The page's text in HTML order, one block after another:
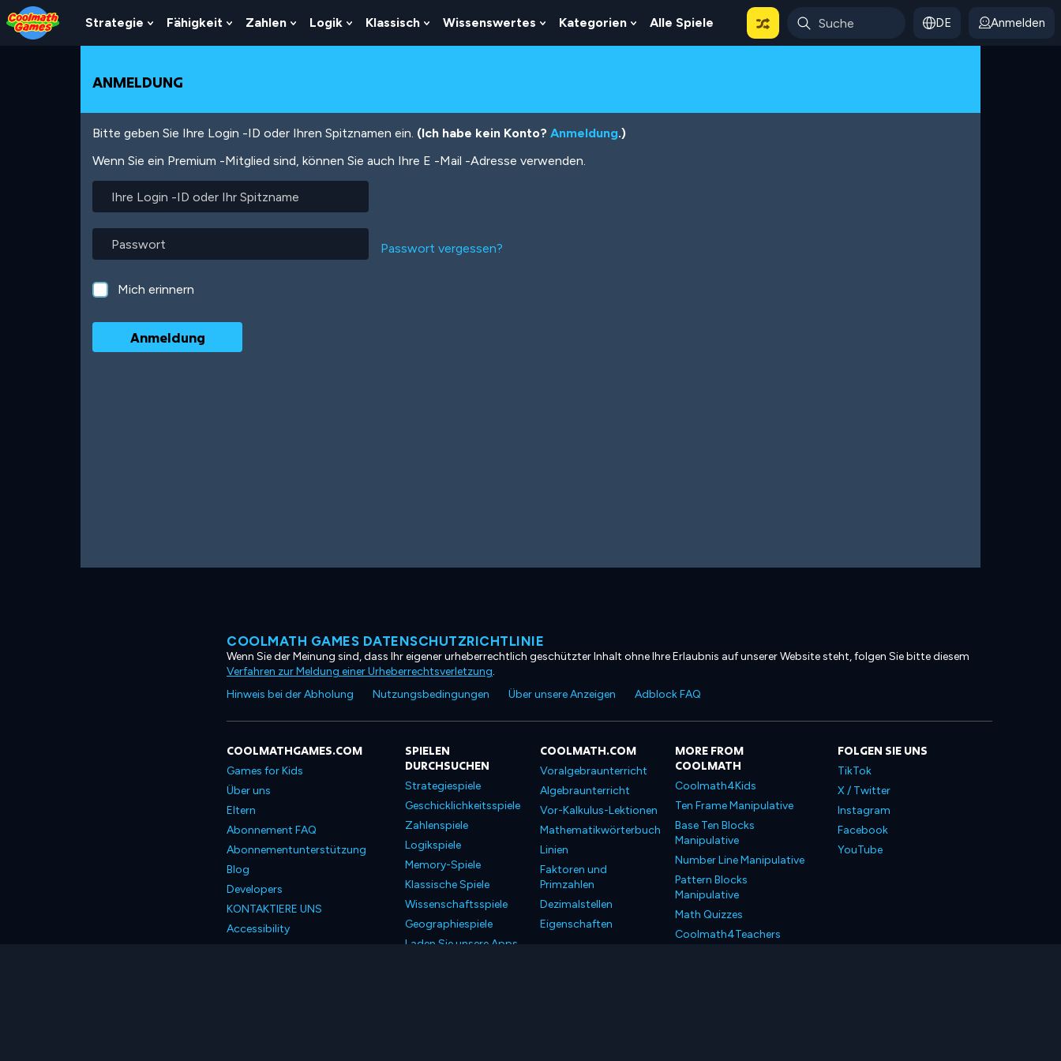
Skip
to
Top
Skip
to
Navigation
Skip
to
Main
Skip
to
Footer
Direkt
zum
Inhalt
Strategie
Show
Submenu
Strategie
Fähigkeit
Show
Submenu
Zahlen
Show
Submenu
Logik
Show
Submenu
Klassisch
Show
Submenu
Wissenswertes
Show
Submenu
Kategorien
Show
Submenu
Alle Spiele DE Anmelden
ANMELDUNG
Bitte geben Sie Ihre Login -ID oder Ihren Spitznamen ein. (Ich habe kein Konto? Anmeldung.)
Wenn Sie ein Premium -Mitglied sind, können Sie auch Ihre E -Mail -Adresse verwenden.
Login
ID
oder
Ihr
Spitzname
Passwort vergessen?
Mich erinnern
COOLMATH GAMES DATENSCHUTZRICHTLINIE
Wenn Sie der Meinung sind, dass Ihr eigener urheberrechtlich geschützter Inhalt ohne Ihre Erlaubnis auf unserer Website steht, folgen Sie bitte diesem
Verfahren zur Meldung einer Urheberrechtsverletzung.
Hinweis bei der Abholung
Nutzungsbedingungen Über unsere Anzeigen Adblock FAQ
COOLMATHGAMES.COM
Games for Kids
Über uns
Eltern
Abonnement FAQ
Abonnementunterstützung
Blog
Developers
KONTAKTIERE UNS
Accessibility
SPIELEN
DURCHSUCHEN
Strategiespiele
Geschicklichkeitsspiele
Zahlenspiele
Logikspiele
Memory-Spiele
Klassische Spiele
Wissenschaftsspiele
Geographiespiele
Laden Sie unsere Apps
COOLMATH.COM
Voralgebraunterricht
Algebraunterricht
Vor-Kalkulus-Lektionen
Mathematikwörterbuch
Linien
Faktoren und
Primzahlen
Dezimalstellen
Eigenschaften
MORE FROM
COOLMATH
Coolmath4Kids
Ten Frame Manipulative
Base Ten Blocks
Manipulative
Number Line Manipulative
Pattern Blocks
Manipulative
Math Quizzes
Coolmath4Teachers
FOLGEN SIE UNS
TikTok
X / Twitter
Instagram
Facebook
YouTube